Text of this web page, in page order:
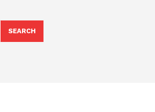
SEARCH